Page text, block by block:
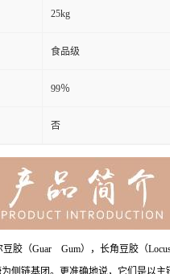
25kg
食品级
99％
否
胶（Guar Gum），长角豆胶（
侧链基团。更准确地说，它们是以